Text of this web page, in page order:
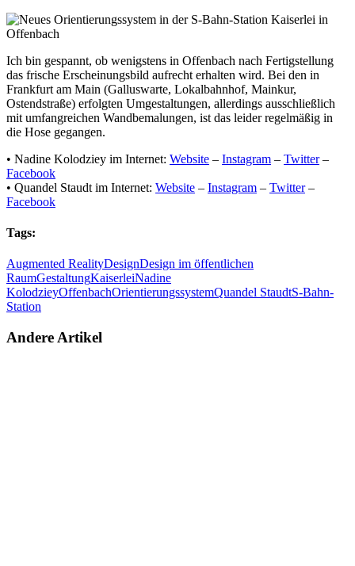
Ich bin gespannt, ob wenigstens in Offenbach nach Fertigstellung
das frische Erscheinungsbild aufrecht erhalten wird. Bei den in
Frankfurt am Main (Galluswarte, Lokalbahnhof, Mainkur,
Ostendstraße) erfolgten Umgestaltungen, allerdings ausschließlich
mit umfangreichen Wandbemalungen, ist das leider regelmäßig in
die Hose gegangen.
• Nadine Kolodziey im Internet: Website – Instagram – Twitter–
Facebook
• Quandel Staudt im Internet: Website – Instagram – Twitter–
Facebook
Tags:
Augmented RealityDesignDesign im öffentlichen
RaumGestaltungKaiserleiNadine
KolodzieyOffenbachOrientierungssystemQuandel StaudtS-Bahn-
Station
Andere Artikel